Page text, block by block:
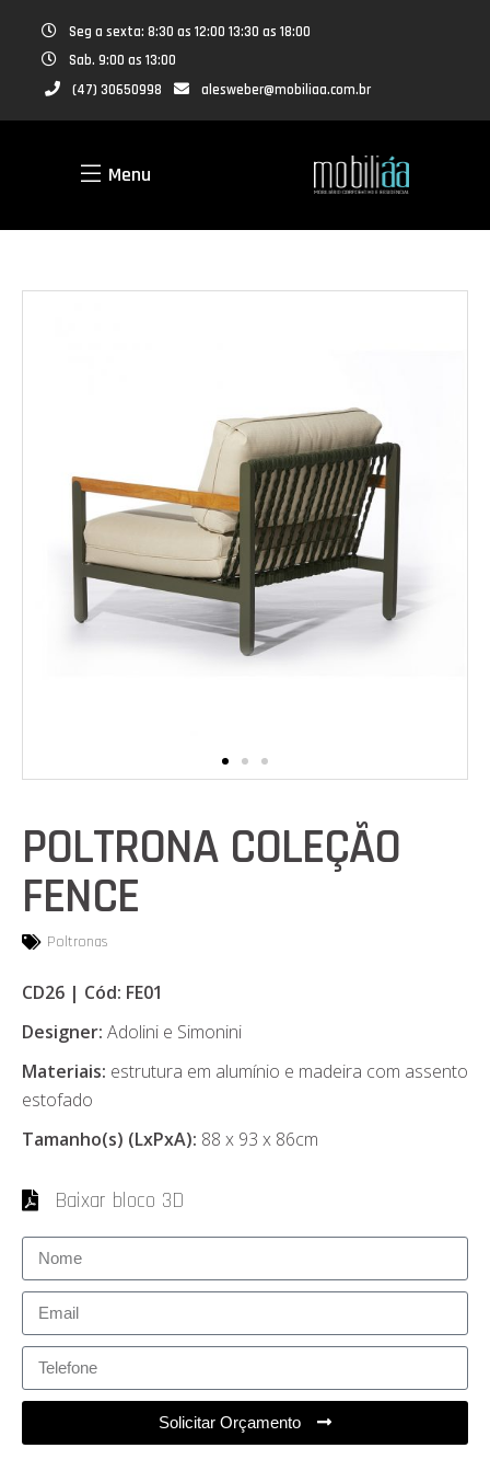
Seg a sexta: 8:30 as 12:00 13:30 as 18:00
Sab. 9:00 as 13:00
(47) 30650998
alesweber@mobiliaa.com.br
Menu
POLTRONA COLEÇÃO
FENCE
Poltronas
CD26 | Cód: FE01
Designer: Adolini e Simonini
Materiais: estrutura em alumínio e madeira com assento
estofado
Tamanho(s) (LxPxA): 88 x 93 x 86cm
Baixar bloco 3D
Solicitar Orçamento